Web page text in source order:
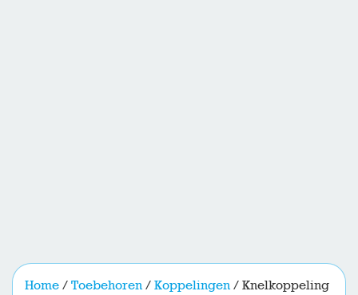
Home / Toebehoren/ Koppelingen/ Knelkoppeling